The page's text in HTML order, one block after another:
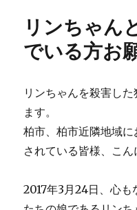
ん
家
日
本
人
さ
お
リンちゃん
でいる方お
リンちゃんを殺害し
ます。
柏市、柏市近隣地域
されている皆様、こん
2017年3月24日、心